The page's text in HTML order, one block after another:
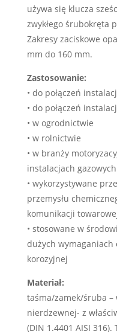
używa się klucza
zwykłego śrubokręta
Zakresy zaciskowe
mm do 160 mm.
Zastosowanie:
• do połączeń
• do połączeń
• w ogrodnictwie
• w rolnictwie
• w branży
instalacjach gazowych
• wykorzystywane
przemysłu
komunikacji
• stosowane w
dużych wymaganiach
korozyjnej
Materiał:
taśma/zamek/śruba –
nierdzewnej- z
(DIN 1.4401 AISI